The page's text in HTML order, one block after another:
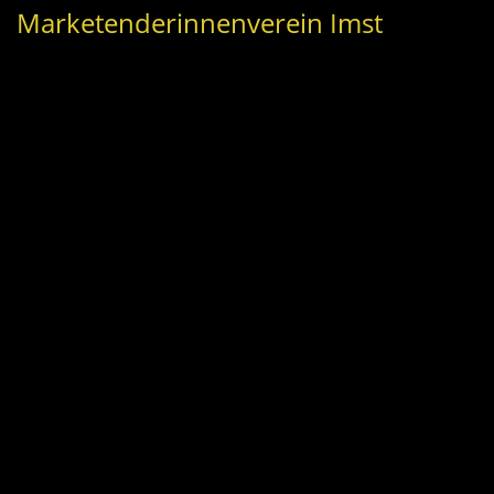
Marketenderinnenverein Imst